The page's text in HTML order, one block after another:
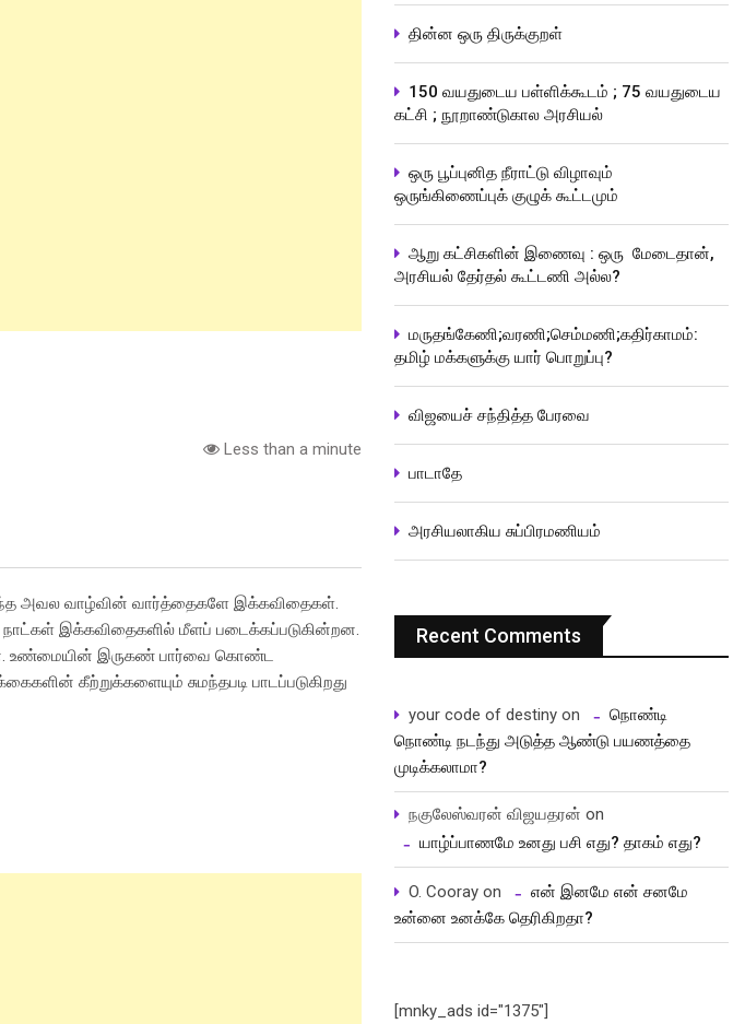
Less than a minute
அவல வாழ்வின் வார்த்தைகளே இக்கவிதைகள்.
நாட்கள் இக்கவிதைகளில் மீளப் படைக்கப்படுகின்றன.
உண்மையின் இருகண் பார்வை கொண்ட
கீற்றுக்களையும் சுமந்தபடி பாடப்படுகிறது
தின்ன ஒரு திருக்குறள்
150 வயதுடைய பள்ளிக்கூடம் ; 75 வயதுடைய
கட்சி ; நூறாண்டுகால அரசியல்
ஒரு பூப்புனித நீராட்டு விழாவும்
ஒருங்கிணைப்புக் குழுக் கூட்டமும்
ஆறு கட்சிகளின் இணைவு : ஒரு மேடைதான்,
அரசியல் தேர்தல் கூட்டணி அல்ல?
மருதங்கேணி;வரணி;செம்மணி;கதிர்காமம்:
தமிழ் மக்களுக்கு யார் பொறுப்பு?
விஜயைச் சந்தித்த பேரவை
பாடாதே
அரசியலாகிய சுப்பிரமணியம்
Recent Comments
your code of destiny on
நொண்டி
நொண்டி நடந்து அடுத்த ஆண்டு பயணத்தை
முடிக்கலாமா?
நகுலேஸ்வரன் விஜயதரன் on
யாழ்ப்பாணமே உனது பசி எது? தாகம் எது?
O. Cooray on
என் இனமே என் சனமே
உன்னை உனக்கே தெரிகிறதா?
[mnky_ads id="1375"]